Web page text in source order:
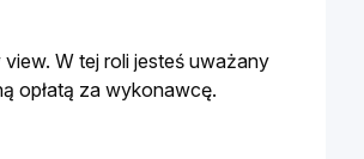
W tej roli jesteś uważany
opłatą za wykonawcę.